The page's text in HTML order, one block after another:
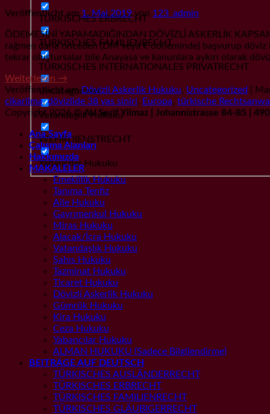
TÜRKISCHES ERBRECHT
TÜRKISCHES FAMILIENRECHT
TÜRKISCHES INTERNATIONALES PRIVATRECHT
Uncategorized
Vatandaşlık Hukuku
WEHRDIENSTRECHT
Yabancılar Hukuku
Veröffentlicht am1. Mai 2019von 123_admin
ÖDEMESİNİ YAPAMADIĞINDAN DÖVİZLİ ASKERLİK
rağmen daha önceden (DM veya € döneminde) başvurup döviz
tekrar oluştursalar bile Anayasa ve kanunlara aykırı olarak
Weiterlesen →
Veröffentlicht amDövizli Askerlik Hukuku, Uncategorized
cikarilma,dövizlide 38 yas siniri, Europa, türkische
Copyright 2026 ©AV Serif Yilmaz | Johannistrasse 84-85 |
Ana Sayfa
Çalışma Alanları
Hakkımızda
MAKALELER
Emeklilik Hukuku
Tanıma Tenfiz
Aile Hukuku
Gayrımenkul Hukuku
Miras Hukuku
Alacak/İcra Hukuku
Vatandaşlık Hukuku
Şahıs Hukuku
Tazminat Hukuku
Ticaret Hukuku
Dövizli Askerlik Hukuku
Gümrük Hukuku
Kira Hukuku
Ceza Hukuku
Yabancılar Hukuku
ALMAN HUKUKU (Sadece Bilgilendirme)
BEITRÄGE AUF DEUTSCH
TÜRKISCHES AUSLÄNDERRECHT
TÜRKISCHES ERBRECHT
TÜRKISCHES FAMILIENRECHT
TÜRKISCHES GLÄUBIGERRECHT